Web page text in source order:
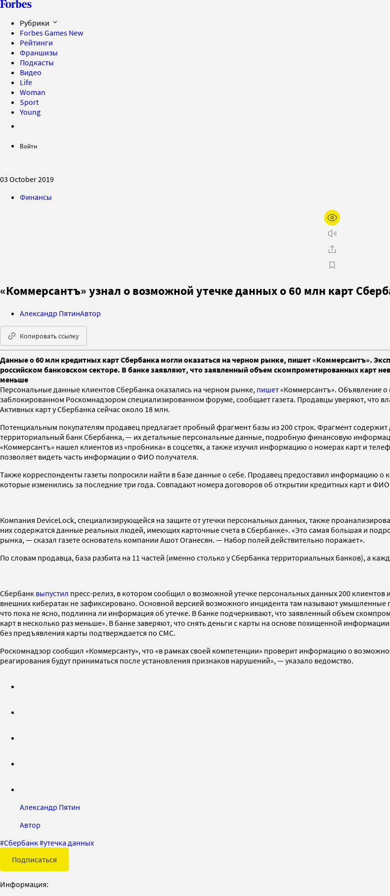
Рубрики
Forbes Games New
Рейтинги
Франшизы
Подкасты
Видео
Life
Woman
Sport
Young
Войти
03 October 2019
Финансы
«Коммерсантъ» узнал о возможной утечке данных о 60 млн карт
Александр ПятинАвтор
Копировать ссылку
Данные о 60 млн кредитных карт Сбербанка могли оказаться на черном рынке, пишет «Коммерсантъ».
российском банковском секторе. В банке заявляют, что заявленный объем скомпрометированных карт
меньше
Персональные данные клиентов Сбербанка оказались на черном рынке, пишет«Коммерсантъ». Объявление
заблокированном Роскомнадзором специализированном форуме, сообщает газета. Продавцы уверяют, что
Активных карт у Сбербанка сейчас около 18 млн.
Потенциальным покупателям продавец предлагает пробный фрагмент базы из 200 строк. Фрагмент
территориальный банк Сбербанка, — их детальные персональные данные, подробную финансовую
«Коммерсантъ» нашел клиентов из «пробника» в соцсетях, а также изучил информацию о номерах карт и
позволяет видеть часть информации о ФИО получателя.
Также корреспонденты газеты попросили найти в базе данные о себе. Продавец предоставил информацию о
которые изменились за последние три года. Совпадают номера договоров об открытии кредитных карт и
Компания DeviceLock, специализирующейся на защите от утечки персональных данных, также
них содержатся данные реальных людей, имеющих карточные счета в Сбербанке». «Это самая большая и
рынка, — сказал газете основатель компании Ашот Оганесян. — Набор полей действительно поражает».
По словам продавца, база разбита на 11 частей (именно столько у Сбербанка территориальных банков), а
Сбербанк выпустил пресс-релиз, в котором сообщил о возможной утечке персональных данных 200
внешних кибератак не зафиксировано. Основной версией возможного инцидента там называют умышленные
что пока не ясно, подлинна ли информация об утечке. В банке подчеркивают, что заявленный объем
карт в несколько раз меньше». В банке заверяют, что снять деньги с карты на основе похищенной
без предъявления карты подтверждается по СМС.
Роскомнадзор сообщил «Коммерсанту», что «в рамках своей компетенции» проверит информацию о
реагирования будут приниматься после установления признаков нарушений», — указало ведомство.
Александр Пятин
Автор
#Сбербанк#утечка данных
Подписаться
Информация: